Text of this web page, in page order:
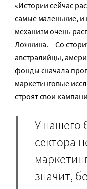
«Истории сейчас
самые маленькие,
механизм очень
Ложкина. – Со
австралийцы,
фонды сначала
маркетинговые
строят свои
У нашего
сектора
значит,